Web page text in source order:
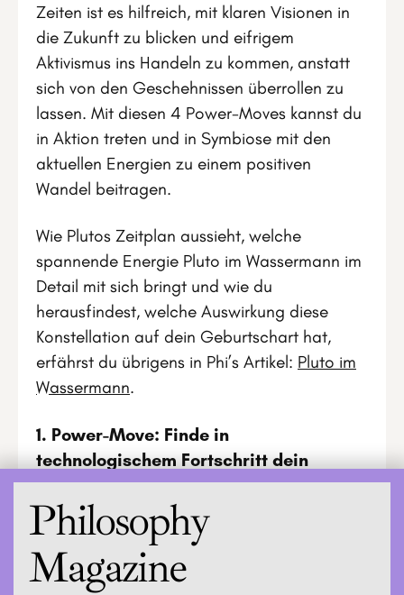
Zeiten ist es hilfreich, mit klaren Visionen in
die Zukunft zu blicken und eifrigem
Aktivismus ins Handeln zu kommen, anstatt
sich von den Geschehnissen überrollen zu
lassen. Mit diesen 4 Power-Moves kannst du
in Aktion treten und in Symbiose mit den
aktuellen Energien zu einem positiven
Wandel beitragen.
Wie Plutos Zeitplan aussieht, welche
spannende Energie Pluto im Wassermann im
Detail mit sich bringt und wie du
herausfindest, welche Auswirkung diese
Konstellation auf dein Geburtschart hat,
erfährst du übrigens in Phi’s Artikel: Pluto im
Wassermann.
1. Power-Move: Finde in
technologischem Fortschritt dein
Geschenk für persönlichen Fortschritt
Philosophy
Magazine